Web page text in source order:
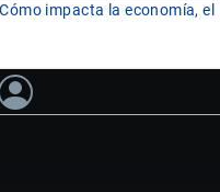
impacta la economía, el